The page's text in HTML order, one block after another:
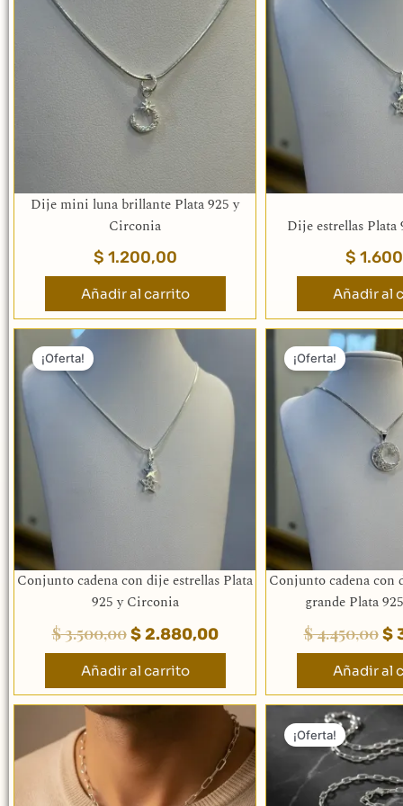
Dije mini luna brillante Plata 925 y
Circonia
$ 1.200,00
Añadir al carrito
Dije estrellas
$
Añadir al
¡Oferta!
Conjunto cadena con dije estrellas Plata
925 y Circonia
$3.500,00
$ 3.500,00.
$2.880,00
actual
es:
$ 2.880,00.
Añadir al carrito
¡Oferta!
Conjunto cadena con
grande Plata
$4.450,00
$
$
Añadir al
¡Oferta!
$